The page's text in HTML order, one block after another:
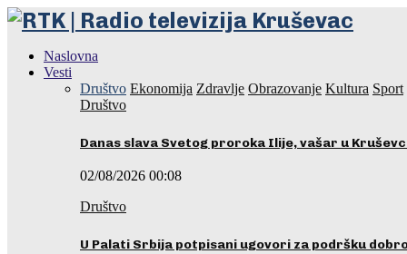
Naslovna
Vesti
Društvo Ekonomija Zdravlje Obrazovanje Kultura Sport
Društvo
Danas slava Svetog proroka Ilije, vašar u
02/08/2026 00:08
Društvo
U Palati Srbija potpisani ugovori za podršku